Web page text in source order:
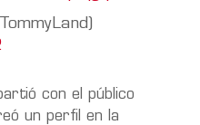
con el público
un perfil en la